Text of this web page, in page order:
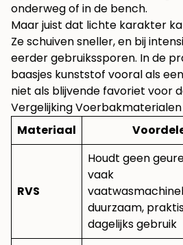
onderweg of in de bench.
Maar juist dat lichte karakter
Ze schuiven sneller, en bij
eerder gebruikssporen. In de
baasjes kunststof vooral als
niet als blijvende favoriet voor
Vergelijking Voerbakmaterialen
Materiaal
RVS
Houdt geen
vaak
duurzaam,
dagelijks gebruik